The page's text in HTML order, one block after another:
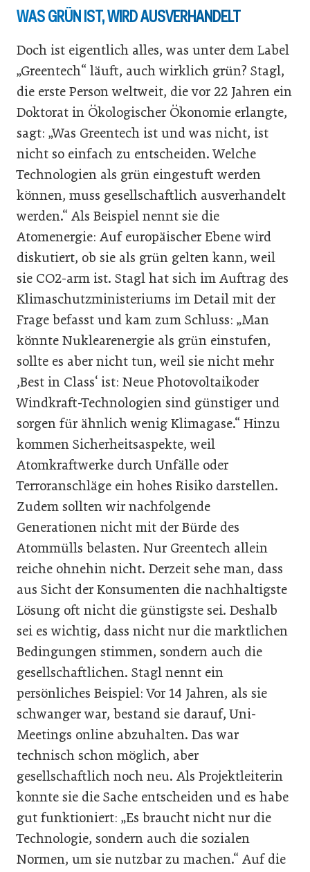
WAS GRÜN IST, WIRD AUSVERHANDELT
Doch ist eigentlich alles, was unter dem Label
„Greentech“ läuft, auch wirklich grün? Stagl,
die erste Person weltweit, die vor 22 Jahren ein
Doktorat in Ökologischer Ökonomie erlangte,
sagt: „Was Greentech ist und was nicht, ist
nicht so einfach zu entscheiden. Welche
Technologien als grün eingestuft werden
können, muss gesellschaftlich ausverhandelt
werden.“ Als Beispiel nennt sie die
Atomenergie: Auf europäischer Ebene wird
diskutiert, ob sie als grün gelten kann, weil
sie CO2-arm ist. Stagl hat sich im Auftrag des
Klimaschutzministeriums im Detail mit der
Frage befasst und kam zum Schluss: „Man
könnte Nuklearenergie als grün einstufen,
sollte es aber nicht tun, weil sie nicht mehr
,Best in Class‘ ist: Neue Photovoltaikoder
Windkraft-Technologien sind günstiger und
sorgen für ähnlich wenig Klimagase.“ Hinzu
kommen Sicherheitsaspekte, weil
Atomkraftwerke durch Unfälle oder
Terroranschläge ein hohes Risiko darstellen.
Zudem sollten wir nachfolgende
Generationen nicht mit der Bürde des
Atommülls belasten. Nur Greentech allein
reiche ohnehin nicht. Derzeit sehe man, dass
aus Sicht der Konsumenten die nachhaltigste
Lösung oft nicht die günstigste sei. Deshalb
sei es wichtig, dass nicht nur die marktlichen
Bedingungen stimmen, sondern auch die
gesellschaftlichen. Stagl nennt ein
persönliches Beispiel: Vor 14 Jahren, als sie
schwanger war, bestand sie darauf, Uni-
Meetings online abzuhalten. Das war
technisch schon möglich, aber
gesellschaftlich noch neu. Als Projektleiterin
konnte sie die Sache entscheiden und es habe
gut funktioniert: „Es braucht nicht nur die
Technologie, sondern auch die sozialen
Normen, um sie nutzbar zu machen.“ Auf die